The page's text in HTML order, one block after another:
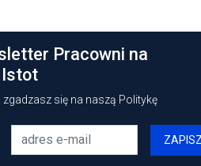
Pracowni na
się na naszą Politykę